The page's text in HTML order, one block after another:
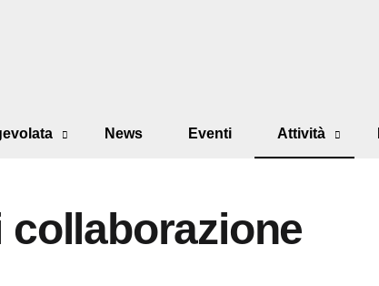
News Eventi Attività